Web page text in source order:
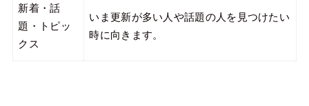
新着・話
題・トピッ
クス
いま更新が多い人や話題の人を見つけたい
時に向きます。